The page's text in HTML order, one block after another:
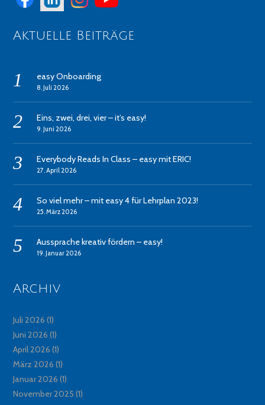
Aktuelle Beiträge
easy Onboarding
8. Juli 2026
Eins, zwei, drei, vier – it’s easy!
9. Juni 2026
Everybody Reads In Class – easy mit ERIC!
27. April 2026
So viel mehr – mit easy 4 für Lehrplan 2023!
25. März 2026
Aussprache kreativ fördern – easy!
19. Januar 2026
Archiv
Juli 2026 (1)
Juni 2026 (1)
April 2026 (1)
März 2026 (1)
Januar 2026 (1)
November 2025 (1)